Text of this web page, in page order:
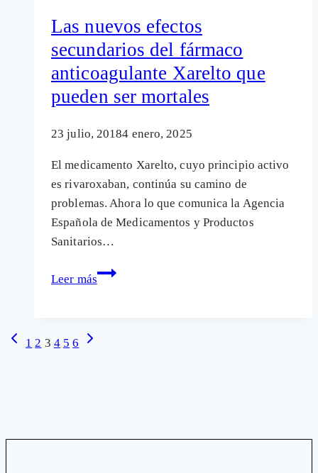
de
los
más
Las nuevos efectos
secundarios del fármaco
anticoagulante Xarelto que
pueden ser mortales
23 julio, 20184 enero, 2025
El medicamento Xarelto, cuyo principio activo
es rivaroxaban, continúa su camino de
problemas. Ahora lo que comunica la Agencia
Española de Medicamentos y Productos
Sanitarios…
Leer más
Las
Navegación
Página
1 2 3 4 5 6
Siguiente